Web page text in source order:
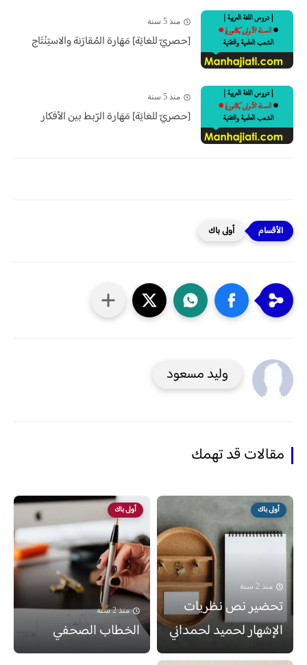
منذ 5 سنة
[حصريّ للغايَة] مَهَارة المُقارَنة والاستِنْتَاج
منذ 5 سنة
[حصريّ للغايَة] مَهَارة الرّبط بين الأفكار
أولى باك
وليد مسعود
مقالات قد تهمك
أولى باك
منذ 2 سنة
تحضير نص نظريات
الإشهار لحميد لحمداني
أولى باك
منذ 2 سنة
الخطاب الصحفي